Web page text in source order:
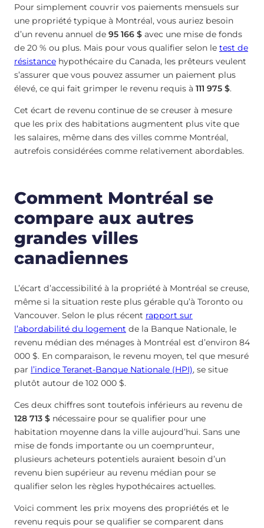
Pour simplement couvrir vos paiements mensuels sur
une propriété typique à Montréal, vous auriez besoin
d’un revenu annuel de 95 166 $ avec une mise de fonds
de 20 % ou plus. Mais pour vous qualifier selon le test de
résistance hypothécaire du Canada, les prêteurs veulent
s’assurer que vous pouvez assumer un paiement plus
élevé, ce qui fait grimper le revenu requis à 111 975 $.
Cet écart de revenu continue de se creuser à mesure
que les prix des habitations augmentent plus vite que
les salaires, même dans des villes comme Montréal,
autrefois considérées comme relativement abordables.
Comment Montréal se
compare aux autres
grandes villes
canadiennes
L’écart d’accessibilité à la propriété à Montréal se creuse,
même si la situation reste plus gérable qu’à Toronto ou
Vancouver. Selon le plus récent rapport sur
l’abordabilité du logement de la Banque Nationale, le
revenu médian des ménages à Montréal est d’environ 84
000 $. En comparaison, le revenu moyen, tel que mesuré
par l’indice Teranet-Banque Nationale (HPI), se situe
plutôt autour de 102 000 $.
Ces deux chiffres sont toutefois inférieurs au revenu de
128 713 $ nécessaire pour se qualifier pour une
habitation moyenne dans la ville aujourd’hui. Sans une
mise de fonds importante ou un coemprunteur,
plusieurs acheteurs potentiels auraient besoin d’un
revenu bien supérieur au revenu médian pour se
qualifier selon les règles hypothécaires actuelles.
Voici comment les prix moyens des propriétés et le
revenu requis pour se qualifier se comparent dans